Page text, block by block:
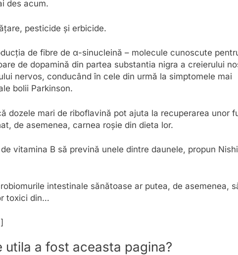
des acum.
pesticide și erbicide.
de fibre de α-sinucleină – molecule cunoscute
de dopamină din partea substantia nigra a creierului
nervos, conducând în cele din urmă la simptomele mai
bolii Parkinson.
dozele mari de riboflavină pot ajuta la recuperarea unor
de asemenea, carnea roșie din dieta lor.
vitamina B să prevină unele dintre daunele, propun
intestinale sănătoase ar putea, de asemenea,
toxici din…
utila a fost aceasta pagina?